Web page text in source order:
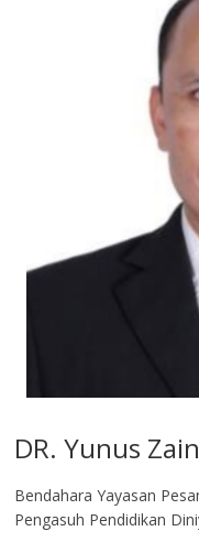
DR. Yunus
Bendahara Yayasan
Pengasuh Pendidikan